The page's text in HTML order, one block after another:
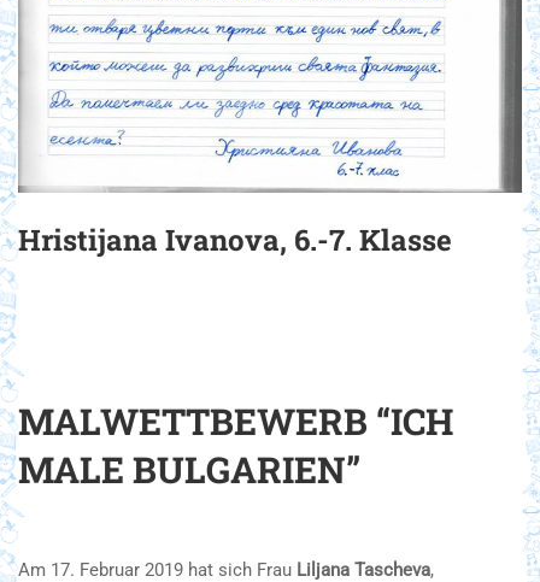
Hristijana Ivanova, 6.-7. Klasse
MALWETTBEWERB “ICH
MALE BULGARIEN”
Am 17. Februar 2019 hat sich Frau Liljana Tascheva,